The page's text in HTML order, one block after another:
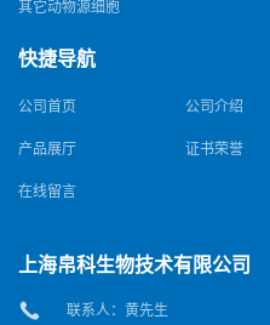
其它动物源细胞
快捷导航
公司首页 公司介绍
产品展厅 证书荣誉
在线留言
上海帛科生物技术有限公司
联系人：黄先生